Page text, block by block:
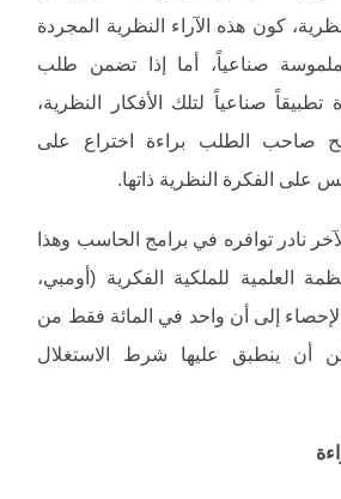
كون هذه الآراء النظرية المجردة
ملموسة صناعياً، أما إذا تضمن طلب
صناعياً لتلك الأفكار النظرية،
صاحب الطلب براءة اختراع على
على الفكرة النظرية ذاتها.
نادر توافره في برامج الحاسب وهذا
العلمية للملكية الفكرية (أومبي،
إلى أن واحد في المائة فقط من
أن ينطبق عليها شرط الاستغلال